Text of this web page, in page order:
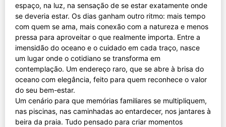
espaço, na luz, na sensação de se estar exatamente onde
se deveria estar. Os dias ganham outro ritmo: mais tempo
com quem se ama, mais conexão com a natureza e menos
pressa para aproveitar o que realmente importa. Entre a
imensidão do oceano e o cuidado em cada traço, nasce
um lugar onde o cotidiano se transforma em
contemplação. Um endereço raro, que se abre à brisa do
oceano com elegância, feito para quem reconhece o valor
do seu bem-estar.
Um cenário para que memórias familiares se multipliquem,
nas piscinas, nas caminhadas ao entardecer, nos jantares à
beira da praia. Tudo pensado para criar momentos